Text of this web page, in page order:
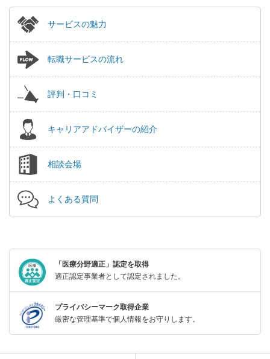
サービスの魅力
転職サービスの流れ
評判・口コミ
キャリアアドバイザーの紹介
相談会場
よくある質問
「医療分野適正」認定を取得
適正認定事業者として認定されました。
プライバシーマーク取得企業
厳密な管理基準で個人情報をお守りします。